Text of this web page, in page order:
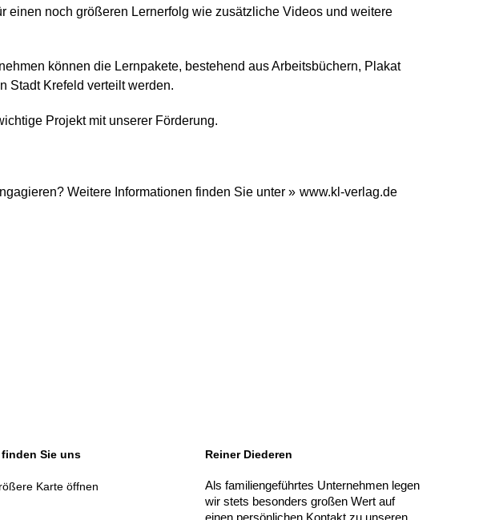
einen noch größeren Lernerfolg wie zusätzliche Videos und weitere
können die Lernpakete, bestehend aus Arbeitsbüchern, Plakat
Stadt Krefeld verteilt werden.
Projekt mit unserer Förderung.
Weitere Informationen finden Sie unter www.kl-verlag.de
finden Sie uns Reiner Diederen
Als familiengeführtes Unternehmen legen
wir stets besonders großen Wert auf
einen persönlichen Kontakt zu unseren